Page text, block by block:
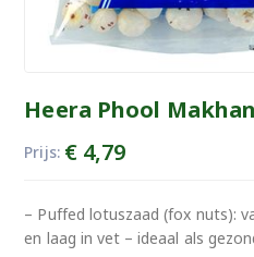
Heera Phool
Prijs: €4,79
– Puffed lotuszaad (fox nuts):
en laag in vet – ideaal als